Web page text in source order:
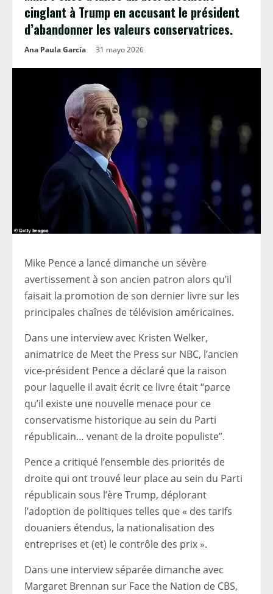
cinglant à Trump en accusant le président
d’abandonner les valeurs conservatrices.
Ana Paula García 31 mayo 2026
Mike Pence a lancé dimanche un sévère
avertissement à son ancien patron alors qu’il
faisait la promotion de son dernier livre sur les
principales chaînes de télévision américaines.
Dans une interview avec Kristen Welker,
animatrice de Meet the Press sur NBC, l’ancien
vice-président Pence a déclaré que la raison
pour laquelle il avait écrit ce livre était “parce
qu’il existe une nouvelle menace pour ce
conservatisme historique au sein du Parti
républicain… venant de la droite populiste”.
Pence a critiqué l’ensemble des priorités de
droite qui ont trouvé leur place au sein du Parti
républicain sous l’ère Trump, déplorant
l’adoption de politiques telles que « des tarifs
douaniers étendus, la nationalisation des
entreprises et (et) le contrôle des prix ».
Dans une interview séparée dimanche avec
Margaret Brennan sur Face the Nation de CBS,